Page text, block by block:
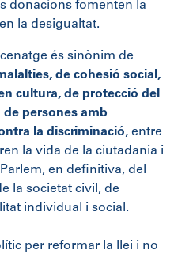
donacions fomenten la
la desigualtat.
és sinònim de
de cohesió social,
cultura, de protecció del
de persones amb
la discriminació, entre
la vida de la ciutadania i
en definitiva, del
la societat civil, de
individual i social.
per reformar la llei i no